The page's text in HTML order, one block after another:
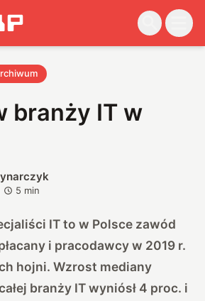
branży IT w
5 min
IT to w Polsce zawód
i pracodawcy w 2019 r.
hojni. Wzrost mediany
branży IT wyniósł 4 proc. i